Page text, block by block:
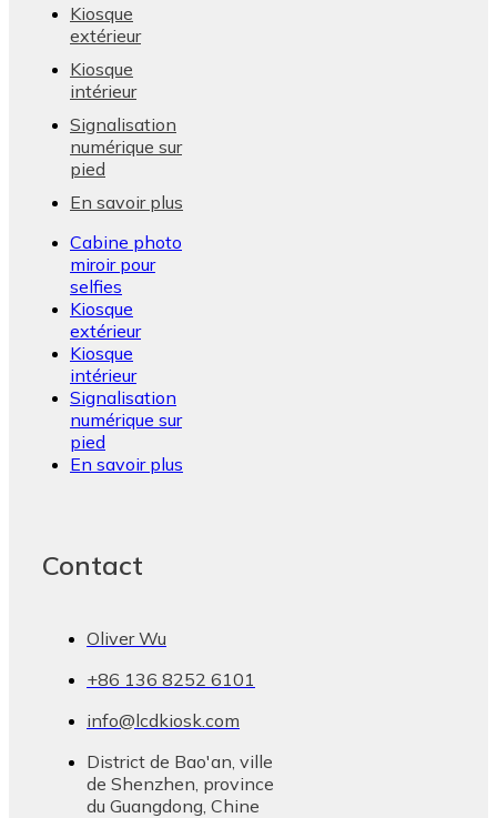
Kiosque
extérieur
Kiosque
intérieur
Signalisation
numérique sur
pied
En savoir plus
Cabine photo
miroir pour
selfies
Kiosque
extérieur
Kiosque
intérieur
Signalisation
numérique sur
pied
En savoir plus
Contact
Oliver Wu
+86 136 8252 6101
info@lcdkiosk.com
District de Bao'an, ville
de Shenzhen, province
du Guangdong, Chine